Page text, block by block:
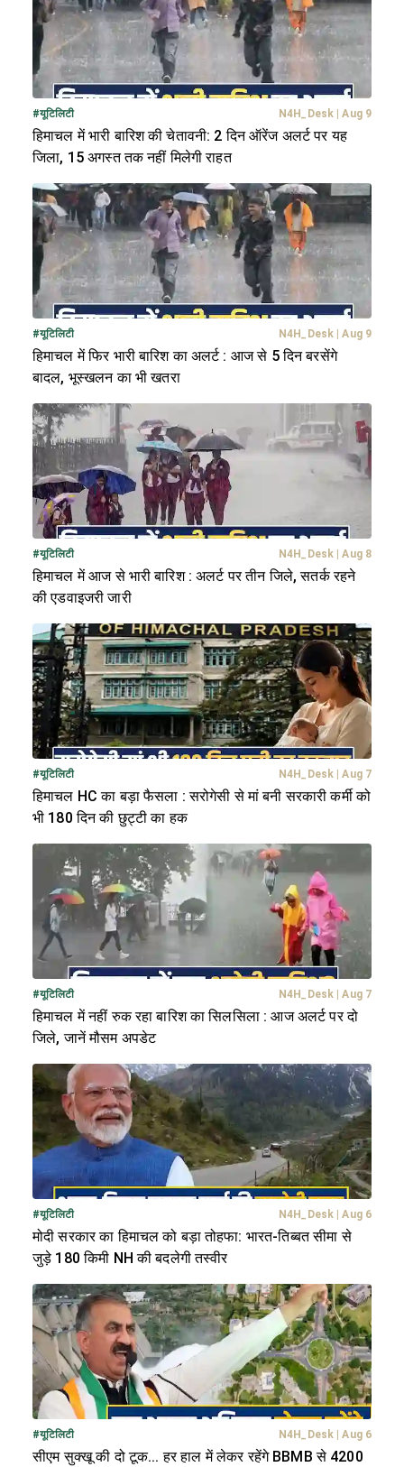
#यूटिलिटी N4H_Desk Aug 9
हिमाचल में भारी बारिश की चेतावनी: 2 दिन ऑरेंज अलर्ट पर यह
जिला, 15 अगस्त तक नहीं मिलेगी राहत
#यूटिलिटी N4H_Desk Aug 9
हिमाचल में फिर भारी बारिश का अलर्ट : आज से 5 दिन बरसेंगे
बादल, भूस्खलन का भी खतरा
#यूटिलिटी N4H_Desk Aug 8
हिमाचल में आज से भारी बारिश : अलर्ट पर तीन जिले, सतर्क रहने
की एडवाइजरी जारी
#यूटिलिटी N4H_Desk Aug 7
हिमाचल HC का बड़ा फैसला : सरोगेसी से मां बनी सरकारी कर्मी को
भी 180 दिन की छुट्टी का हक
#यूटिलिटी N4H_Desk Aug 7
हिमाचल में नहीं रुक रहा बारिश का सिलसिला : आज अलर्ट पर दो
जिले, जानें मौसम अपडेट
#यूटिलिटी N4H_Desk Aug 6
मोदी सरकार का हिमाचल को बड़ा तोहफा: भारत-तिब्बत सीमा से
जुड़े 180 किमी NH की बदलेगी तस्वीर
#यूटिलिटी N4H_Desk Aug 6
सीएम सुक्खू की दो टूक... हर हाल में लेकर रहेंगे BBMB से 4200